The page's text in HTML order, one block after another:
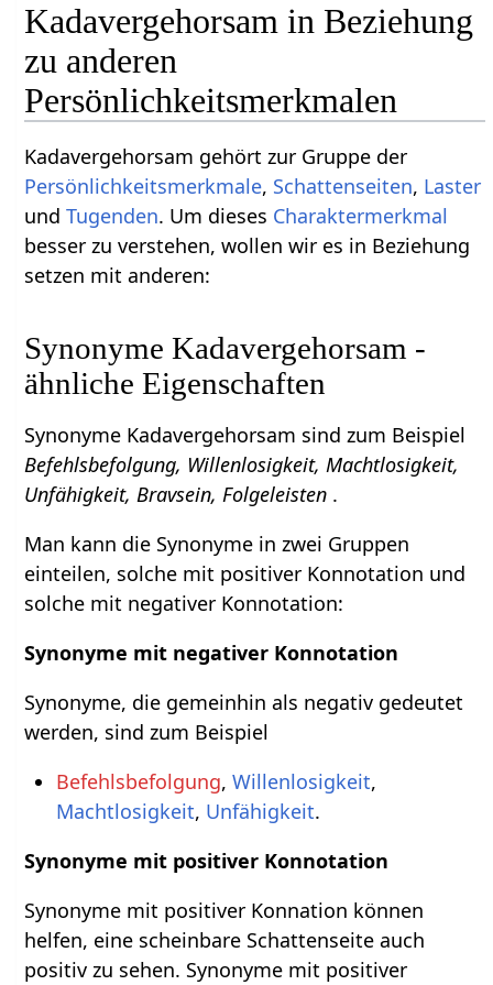
Kadavergehorsam in Beziehung
zu anderen
Persönlichkeitsmerkmalen
Kadavergehorsam gehört zur Gruppe der
Persönlichkeitsmerkmale, Schattenseiten, Laster
undTugenden. Um dieses Charaktermerkmal
besser zu verstehen, wollen wir es in Beziehung
setzen mit anderen:
Synonyme Kadavergehorsam -
ähnliche Eigenschaften
Synonyme Kadavergehorsam sind zum Beispiel
Befehlsbefolgung, Willenlosigkeit, Machtlosigkeit,
Unfähigkeit, Bravsein, Folgeleisten .
Man kann die Synonyme in zwei Gruppen
einteilen, solche mit positiver Konnotation und
solche mit negativer Konnotation:
Synonyme mit negativer Konnotation
Synonyme, die gemeinhin als negativ gedeutet
werden, sind zum Beispiel
Befehlsbefolgung, Willenlosigkeit,
Machtlosigkeit, Unfähigkeit.
Synonyme mit positiver Konnotation
Synonyme mit positiver Konnation können
helfen, eine scheinbare Schattenseite auch
positiv zu sehen. Synonyme mit positiver